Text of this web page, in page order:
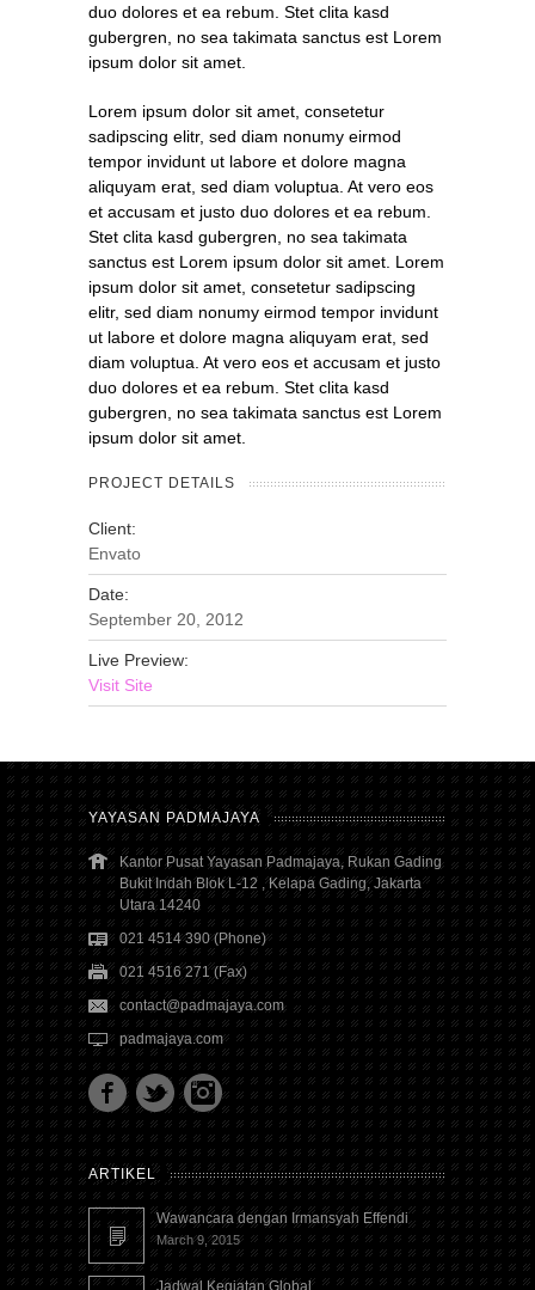
duo dolores et ea rebum. Stet clita kasd
gubergren, no sea takimata sanctus est Lorem
ipsum dolor sit amet.
Lorem ipsum dolor sit amet, consetetur
sadipscing elitr, sed diam nonumy eirmod
tempor invidunt ut labore et dolore magna
aliquyam erat, sed diam voluptua. At vero eos
et accusam et justo duo dolores et ea rebum.
Stet clita kasd gubergren, no sea takimata
sanctus est Lorem ipsum dolor sit amet. Lorem
ipsum dolor sit amet, consetetur sadipscing
elitr, sed diam nonumy eirmod tempor invidunt
ut labore et dolore magna aliquyam erat, sed
diam voluptua. At vero eos et accusam et justo
duo dolores et ea rebum. Stet clita kasd
gubergren, no sea takimata sanctus est Lorem
ipsum dolor sit amet.
PROJECT DETAILS
Client:
Envato
Date:
September 20, 2012
Live Preview:
Visit Site
YAYASAN PADMAJAYA
Kantor Pusat Yayasan Padmajaya, Rukan Gading
Bukit Indah Blok L-12 , Kelapa Gading, Jakarta
Utara 14240
021 4514 390 (Phone)
021 4516 271 (Fax)
contact@padmajaya.com
padmajaya.com
ARTIKEL
Wawancara dengan Irmansyah Effendi
March 9, 2015
Jadwal Kegiatan Global